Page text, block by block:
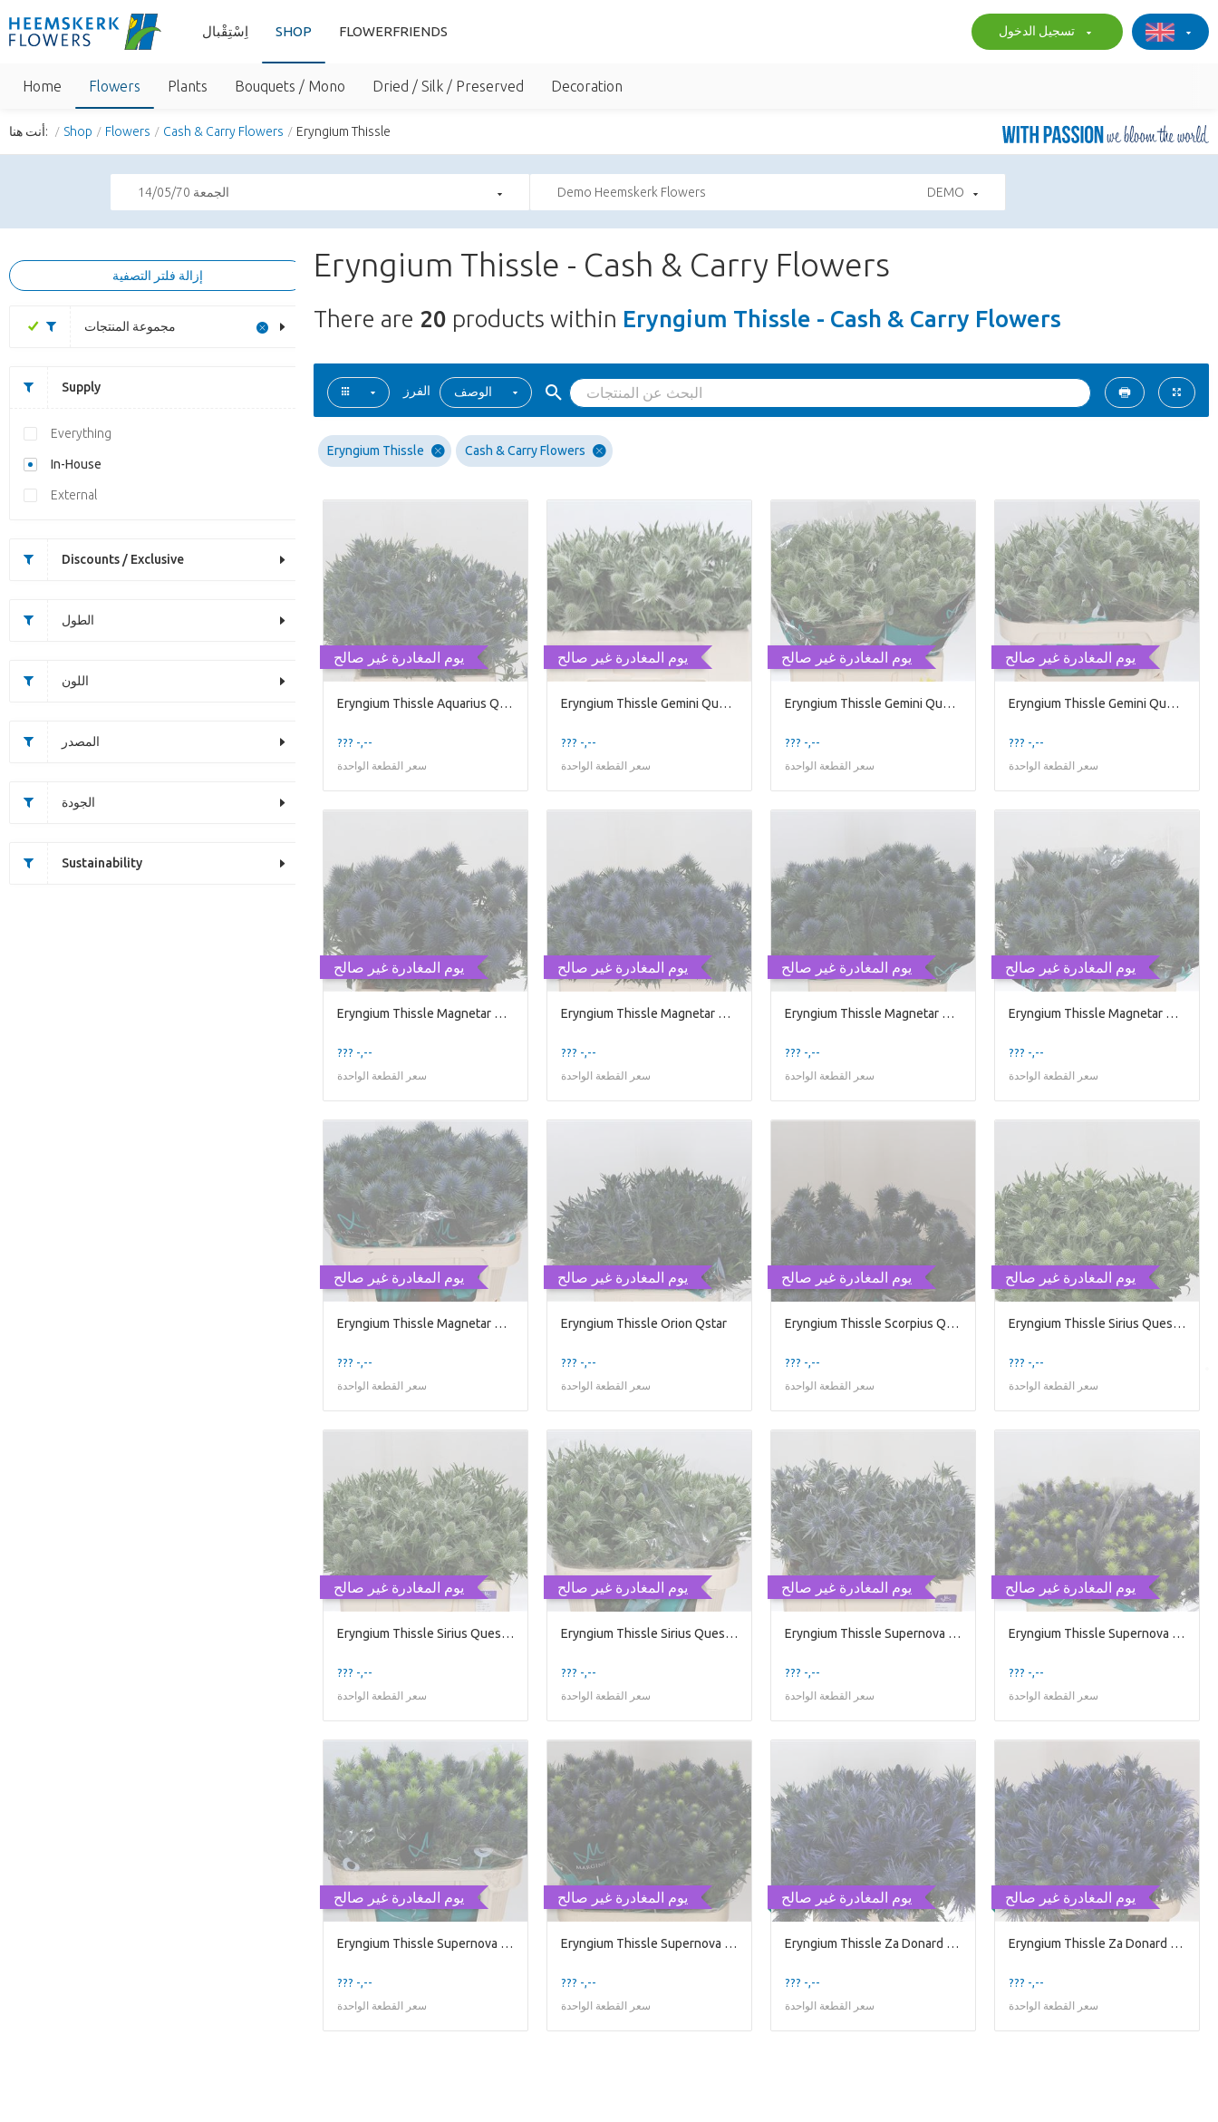
اِسْتِقْبال SHOP FLOWERFRIENDS
Home Flowers Plants Bouquets / Mono Dried / Silk / Preserved Decoration
أنت هنا: Shop Flowers Cash & Carry Flowers Eryngium Thissle
الجمعة 14/05/70 Demo Heemskerk Flowers DEMO
إزالة فلتر التصفية
مجموعة المنتجات
Supply
Everything
In-House
External
Discounts / Exclusive
الطول
اللون
المصدر
الجودة
Sustainability
Eryngium Thissle - Cash & Carry Flowers
There are 20 products within Eryngium Thissle - Cash & Carry Flowers
الفرز الوصف
Eryngium Thissle Cash & Carry Flowers
يوم المغادرة غير صالح
Eryngium Thissle Aquarius Qstar
??? -,--
سعر القطعة الواحدة
يوم المغادرة غير صالح
Eryngium Thissle Gemini Questar
??? -,--
سعر القطعة الواحدة
يوم المغادرة غير صالح
Eryngium Thissle Gemini Questar
??? -,--
سعر القطعة الواحدة
يوم المغادرة غير صالح
Eryngium Thissle Gemini Questar
??? -,--
سعر القطعة الواحدة
يوم المغادرة غير صالح
Eryngium Thissle Magnetar Qstar
??? -,--
سعر القطعة الواحدة
يوم المغادرة غير صالح
Eryngium Thissle Magnetar Qstar
??? -,--
سعر القطعة الواحدة
يوم المغادرة غير صالح
Eryngium Thissle Magnetar Qstar
??? -,--
سعر القطعة الواحدة
يوم المغادرة غير صالح
Eryngium Thissle Magnetar Qstar
??? -,--
سعر القطعة الواحدة
يوم المغادرة غير صالح
Eryngium Thissle Magnetar Qstar
??? -,--
سعر القطعة الواحدة
يوم المغادرة غير صالح
Eryngium Thissle Orion Qstar
??? -,--
سعر القطعة الواحدة
يوم المغادرة غير صالح
Eryngium Thissle Scorpius Questar
??? -,--
سعر القطعة الواحدة
يوم المغادرة غير صالح
Eryngium Thissle Sirius Questar
??? -,--
سعر القطعة الواحدة
يوم المغادرة غير صالح
Eryngium Thissle Sirius Questar
??? -,--
سعر القطعة الواحدة
يوم المغادرة غير صالح
Eryngium Thissle Sirius Questar
??? -,--
سعر القطعة الواحدة
يوم المغادرة غير صالح
Eryngium Thissle Supernova Qstar
??? -,--
سعر القطعة الواحدة
يوم المغادرة غير صالح
Eryngium Thissle Supernova Qstar
??? -,--
سعر القطعة الواحدة
يوم المغادرة غير صالح
Eryngium Thissle Supernova Qstar
??? -,--
سعر القطعة الواحدة
يوم المغادرة غير صالح
Eryngium Thissle Supernova Qstar
??? -,--
سعر القطعة الواحدة
يوم المغادرة غير صالح
Eryngium Thissle Za Donard Variety
??? -,--
سعر القطعة الواحدة
يوم المغادرة غير صالح
Eryngium Thissle Za Donard Variety
??? -,--
سعر القطعة الواحدة